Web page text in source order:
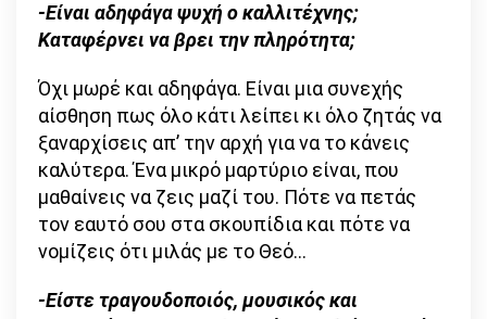
-Είναι αδηφάγα ψυχή ο καλλιτέχνης;
Καταφέρνει να βρει την πληρότητα;
Όχι μωρέ και αδηφάγα. Είναι μια συνεχής
αίσθηση πως όλο κάτι λείπει κι όλο ζητάς να
ξαναρχίσεις απ’ την αρχή για να το κάνεις
καλύτερα. Ένα μικρό μαρτύριο είναι, που
μαθαίνεις να ζεις μαζί του. Πότε να πετάς
τον εαυτό σου στα σκουπίδια και πότε να
νομίζεις ότι μιλάς με το Θεό…
-Είστε τραγουδοποιός, μουσικός και